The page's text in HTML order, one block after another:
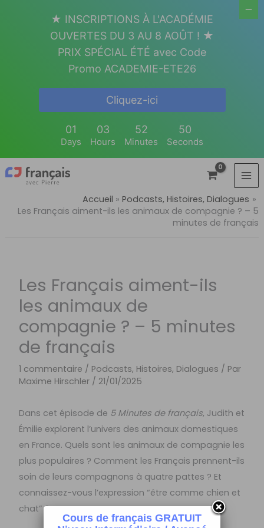
Accueil
Podcasts, Histoires, Dialogues
Les Français aiment-ils les animaux de compagnie ? – 5
minutes de français
Les Français aiment-ils
les animaux de
compagnie ? – 5 minutes
de français
1 commentaire / Podcasts, Histoires, Dialogues / Par
Maxime Hirschler / 21/01/2025
Dans cet épisode de 5 Minutes de français, Judith et
Émilie explorent l’univers des animaux domestiques
en France. Quels sont les animaux de compagnie les
plus populaires ? Comment les Français prennent-ils
soin de leurs compagnons à quatre pattes ? Et
connaissez-vous l’expression “être comme chien et
chat” ?
Cours de français GRATUIT
★ INSCRIPTIONS À L'ACADÉMIE
OUVERTES DU 3 AU 8 AOÛT ! ★
PRIX SPÉCIAL ÉTÉ avec Code
Promo ACADEMIE-ETE26
Cliquez-ici
01
Days
03
Hours
52
Minutes
50
Seconds